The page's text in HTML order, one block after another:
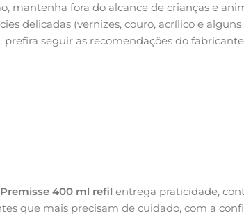
mantenha fora do alcance de crianças e
delicadas (vernizes, couro, acrílico e
seguir as recomendações do
400 ml refil entrega praticidade,
que mais precisam de cuidado, com a